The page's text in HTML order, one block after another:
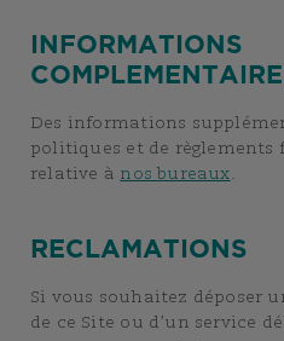
INFORMATIONS
Des informations
politiques et de règlements
relative à nos bureaux.
RECLAMATIONS
Si vous souhaitez déposer
de ce Site ou d’un service